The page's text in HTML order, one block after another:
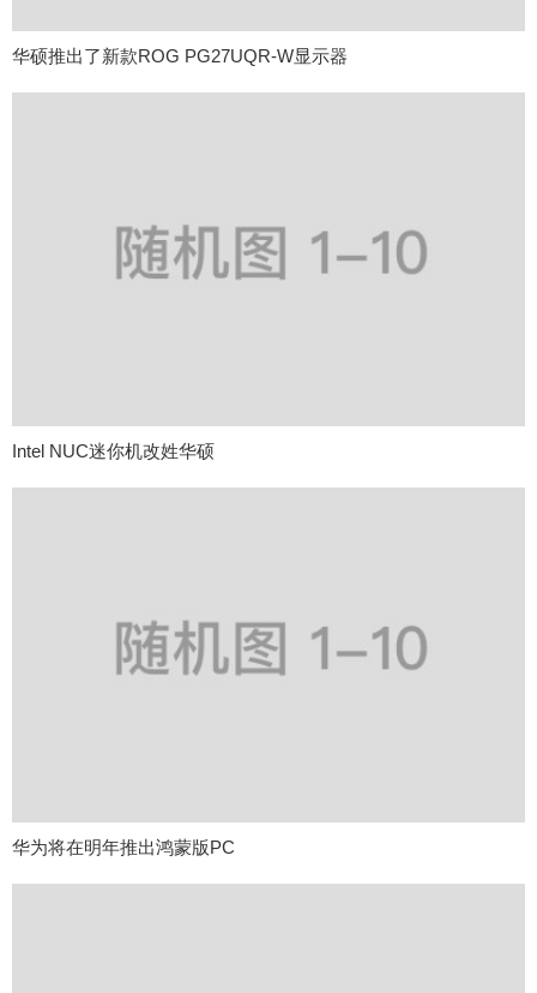
华硕推出了新款ROG PG27UQR-W显示器
Intel NUC迷你机改姓华硕
华为将在明年推出鸿蒙版PC